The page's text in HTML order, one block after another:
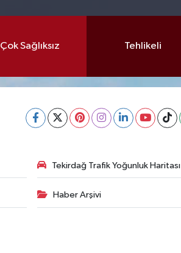
Çok Sağlıksız Tehlikeli
Tekirdağ Trafik Yoğunluk Haritası
Haber Arşivi